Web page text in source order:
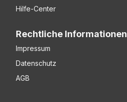
Hilfe-Center
Rechtliche Informationen
Impressum
Datenschutz
AGB